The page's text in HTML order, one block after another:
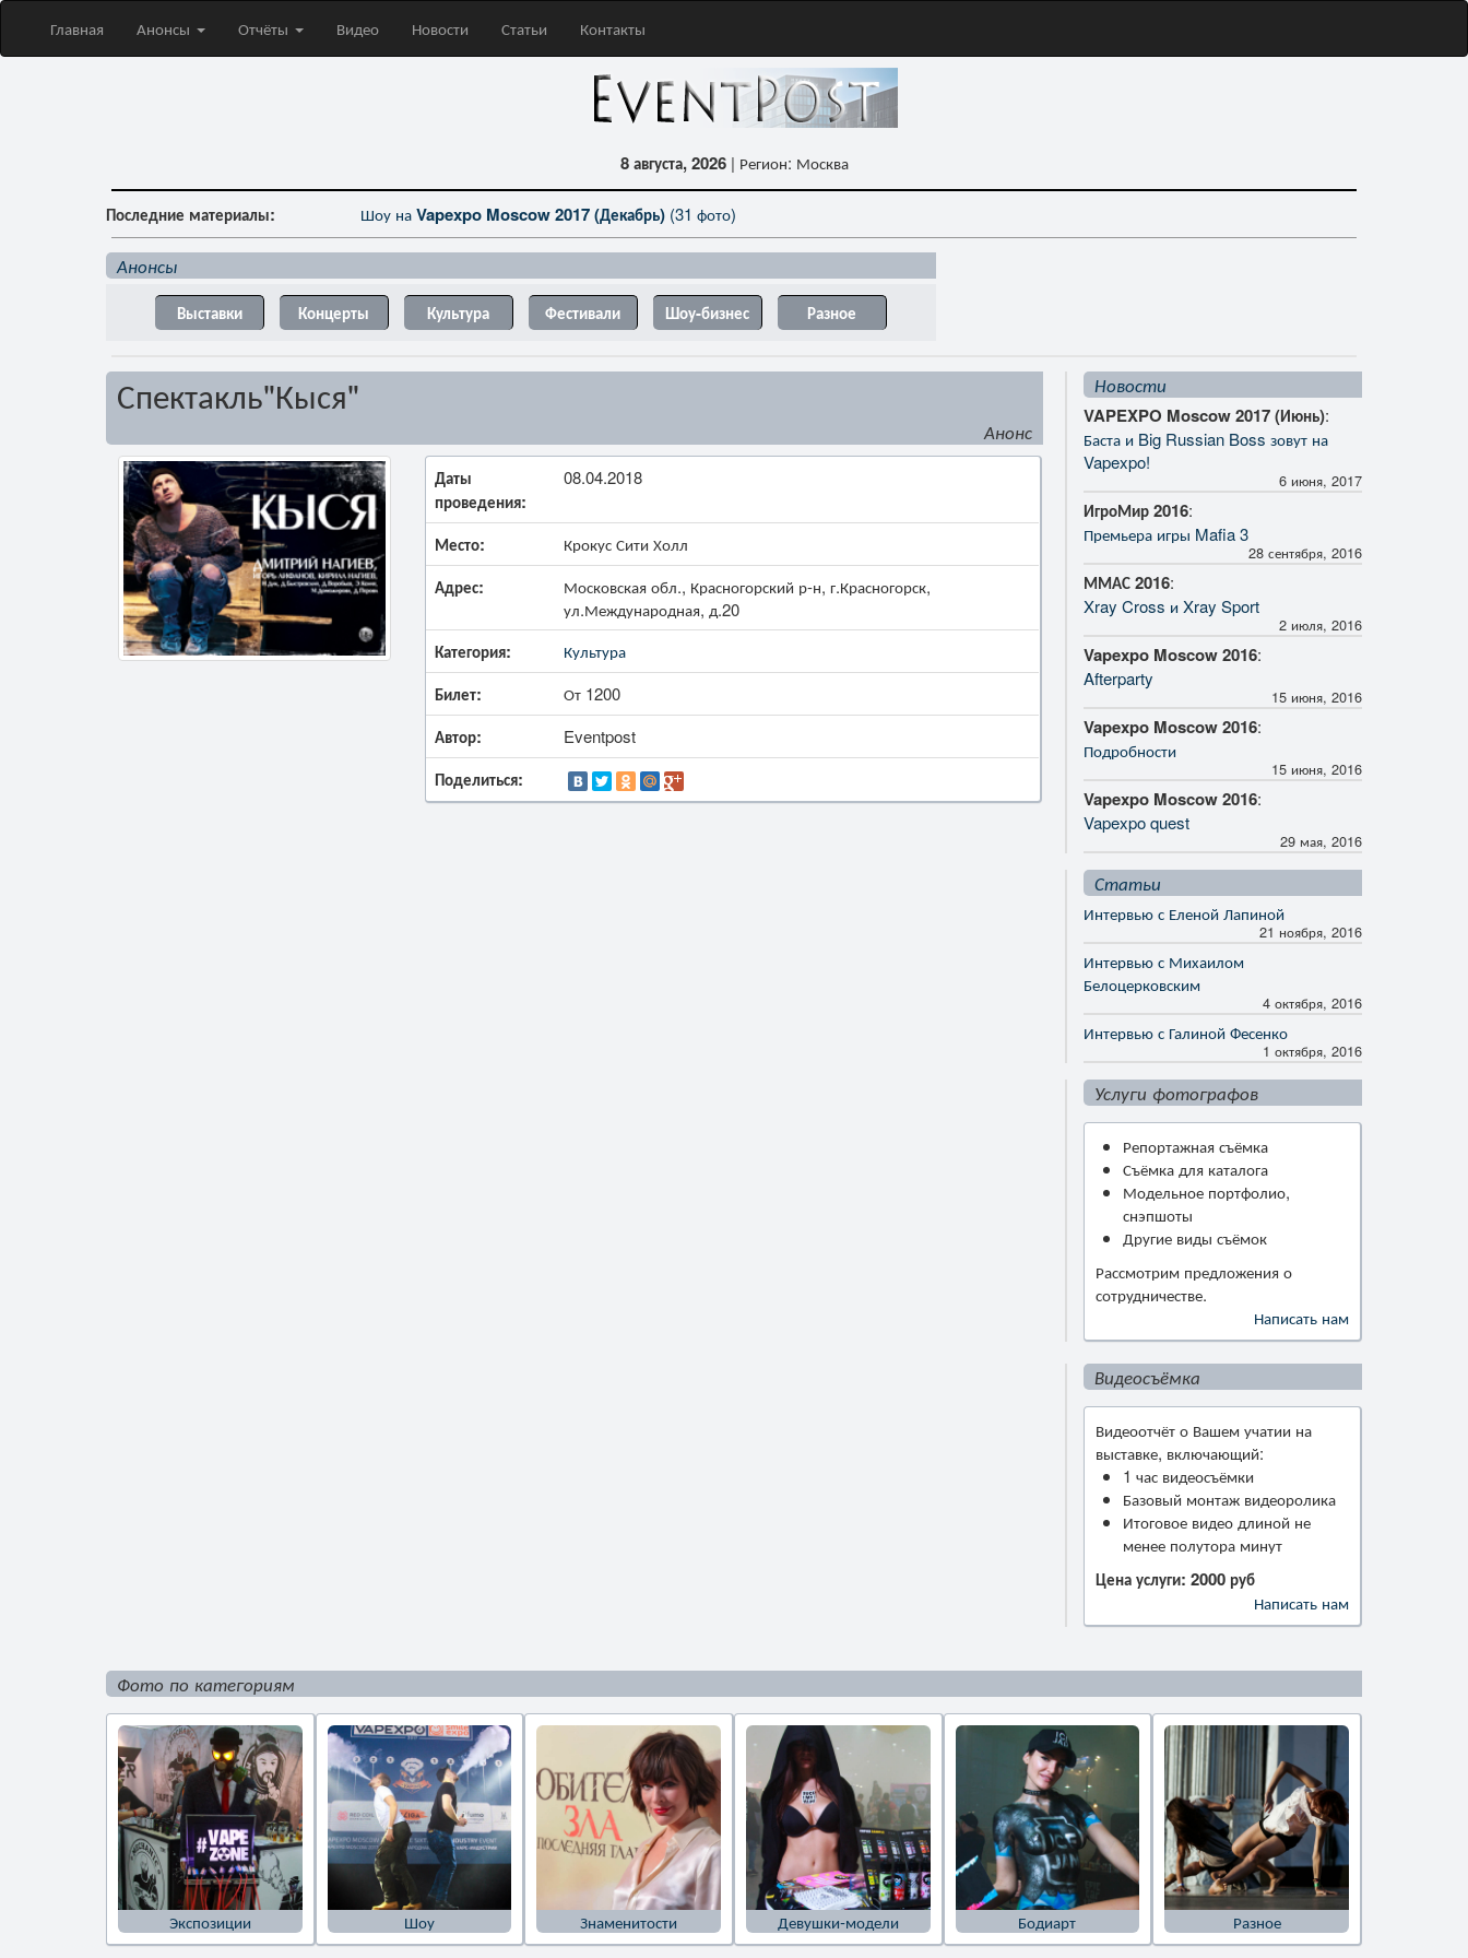
Главная Анонсы Отчёты Видео Новости Статьи Контакты
8 августа, 2026 | Регион: Москва
Последние материалы: Шоу наVapexpo Moscow 2017 (Декабрь)(31 фото)
Анонсы
Выставки Концерты Культура Фестивали Шоу-бизнес Разное
Спектакль"Кыся"
Анонс
Даты
проведения:
08.04.2018
Место: Крокус Сити Холл
Адрес:
Московская обл., Красногорский р-н, г.Красногорск,
ул.Международная, д.20
Категория: Культура
Билет: От 1200
Автор: Eventpost
Поделиться:
Новости
VAPEXPO Moscow 2017 (Июнь):
Баста и Big Russian Boss зовут на
Vapexpo!
6 июня, 2017
ИгроМир 2016:
Премьера игры Mafia 3
28 сентября, 2016
ММАС 2016:
Xray Cross и Xray Sport
2 июля, 2016
Vapexpo Moscow 2016:
Afterparty
15 июня, 2016
Vapexpo Moscow 2016:
Подробности
15 июня, 2016
Vapexpo Moscow 2016:
Vapexpo quest
29 мая, 2016
Статьи
Интервью с Еленой Лапиной
21 ноября, 2016
Интервью с Михаилом
Белоцерковским
4 октября, 2016
Интервью с Галиной Фесенко
1 октября, 2016
Услуги фотографов
Репортажная съёмка
Съёмка для каталога
Модельное портфолио,
снэпшоты
Другие виды съёмок
Рассмотрим предложения о
сотрудничестве.
Написать нам
Видеосъёмка
Видеоотчёт о Вашем учатии на
выставке, включающий:
1 час видеосъёмки
Базовый монтаж видеоролика
Итоговое видео длиной не
менее полутора минут
Цена услуги: 2000 руб
Написать нам
Фото по категориям
Экспозиции Шоу Знаменитости Девушки-модели Бодиарт Разное